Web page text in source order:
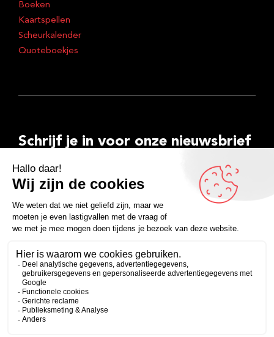
Boeken
Kaartspellen
Scheurkalender
Quoteboekjes
Schrijf je in voor onze nieuwsbrief
E-
mailadres
Inschrijven
FacebookInstagramLinkedInYouTubeSpotify
Copyright 2026